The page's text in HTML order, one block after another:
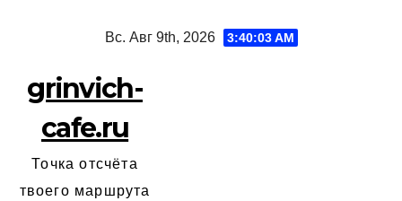
Вс. Авг 9th, 2026 3:40:04 AM
grinvich-
cafe.ru
Точка отсчёта
твоего маршрута